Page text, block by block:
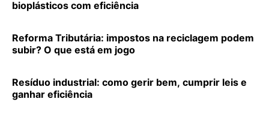
bioplásticos com eficiência
Reforma Tributária: impostos na reciclagem podem
subir? O que está em jogo
Resíduo industrial: como gerir bem, cumprir leis e
ganhar eficiência